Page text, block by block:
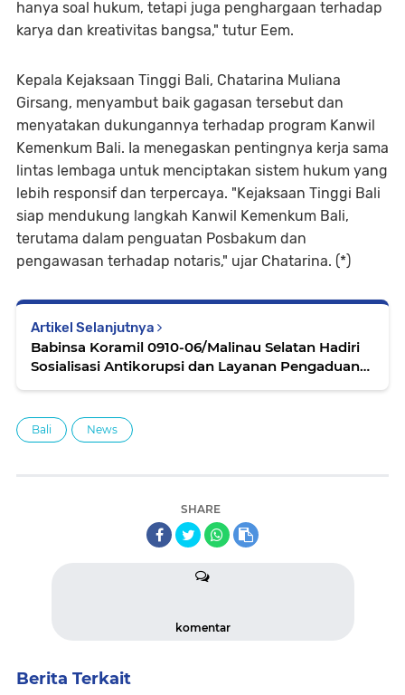
hanya soal hukum, tetapi juga penghargaan terhadap
karya dan kreativitas bangsa," tutur Eem.
Kepala Kejaksaan Tinggi Bali, Chatarina Muliana
Girsang, menyambut baik gagasan tersebut dan
menyatakan dukungannya terhadap program Kanwil
Kemenkum Bali. Ia menegaskan pentingnya kerja sama
lintas lembaga untuk menciptakan sistem hukum yang
lebih responsif dan terpercaya. "Kejaksaan Tinggi Bali
siap mendukung langkah Kanwil Kemenkum Bali,
terutama dalam penguatan Posbakum dan
pengawasan terhadap notaris," ujar Chatarina. (*)
Artikel Selanjutnya
Babinsa Koramil 0910-06/Malinau Selatan Hadiri
Sosialisasi Antikorupsi dan Layanan Pengaduan
Bali News
SHARE
komentar
Berita Terkait